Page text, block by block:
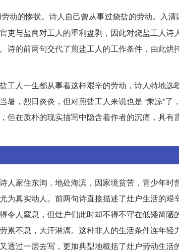
动的惨状。诗人自己曾从事过烧盐的劳动。入
吏与盐商对工人的重利盘剥，因此对烧盐工人
诗的前两句交代了煎盐工人的工作条件，由此
工人一生都从事着这样艰辛的劳动，诗人特地选
暑，烈日炎炎，但对煎盐工人来说也是 “乘凉”
但在质朴的现实描写中隐含着作者的沉痛，具
人家住东淘，地处海滨，因家境贫苦，青少年
为真实动人。前两句诗直接描述了灶户生活的
令人窒息，但灶户们此时却不得不守在低矮简
累不息，大汗淋漓。这种非人的生活条件连年
透过一层去写，更加典型地概括了灶户劳动生活